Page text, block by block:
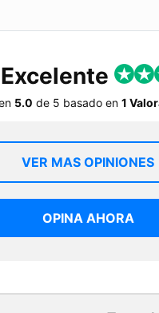
Excelente
5.0 de 5 basado en 1
VER MAS OPINIONES
OPINA AHORA